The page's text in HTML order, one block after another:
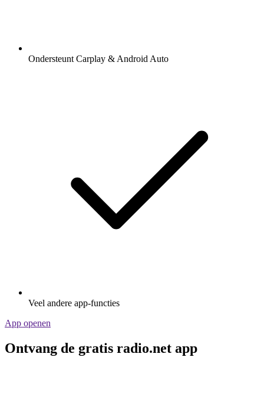
Ondersteunt Carplay & Android Auto
Veel andere app-functies
App openen
Ontvang de gratis radio.net app